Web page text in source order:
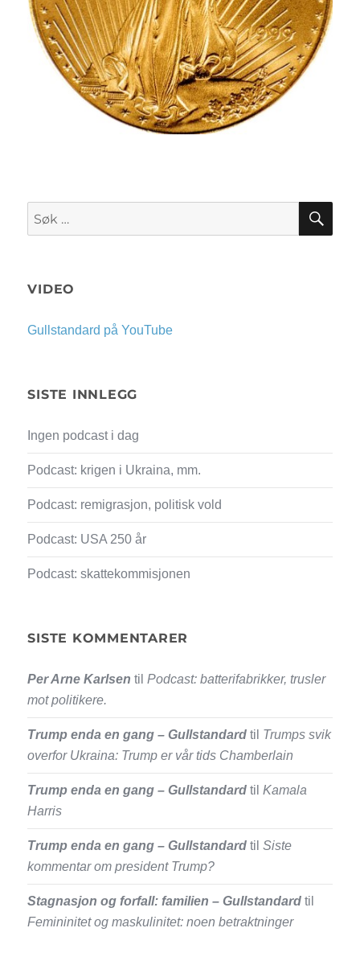
Søk
etter:
SØK
VIDEO
Gullstandard på YouTube
SISTE INNLEGG
Ingen podcast i dag
Podcast: krigen i Ukraina, mm.
Podcast: remigrasjon, politisk vold
Podcast: USA 250 år
Podcast: skattekommisjonen
SISTE KOMMENTARER
Per Arne Karlsen tilPodcast: batterifabrikker, trusler
mot politikere.
Trump enda en gang – Gullstandard til Trumps svik
overfor Ukraina: Trump er vår tids Chamberlain
Trump enda en gang – Gullstandard tilKamala
Harris
Trump enda en gang – Gullstandard tilSiste
kommentar om president Trump?
Stagnasjon og forfall: familien – Gullstandard til
Femininitet og maskulinitet: noen betraktninger